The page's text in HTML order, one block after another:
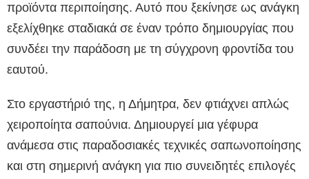
προϊόντα περιποίησης. Αυτό που ξεκίνησε ως ανάγκη
εξελίχθηκε σταδιακά σε έναν τρόπο δημιουργίας που
συνδέει την παράδοση με τη σύγχρονη φροντίδα του
εαυτού.
Στο εργαστήριό της, η Δήμητρα, δεν φτιάχνει απλώς
χειροποίητα σαπούνια. Δημιουργεί μια γέφυρα
ανάμεσα στις παραδοσιακές τεχνικές σαπωνοποίησης
και στη σημερινή ανάγκη για πιο συνειδητές επιλογές